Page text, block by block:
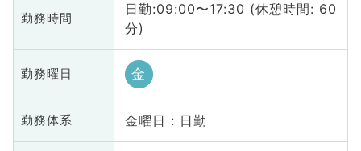
勤務時間
日勤:09:00〜17:30 (休憩時間: 60
分)
勤務曜日 金
勤務体系 金曜日 : 日勤